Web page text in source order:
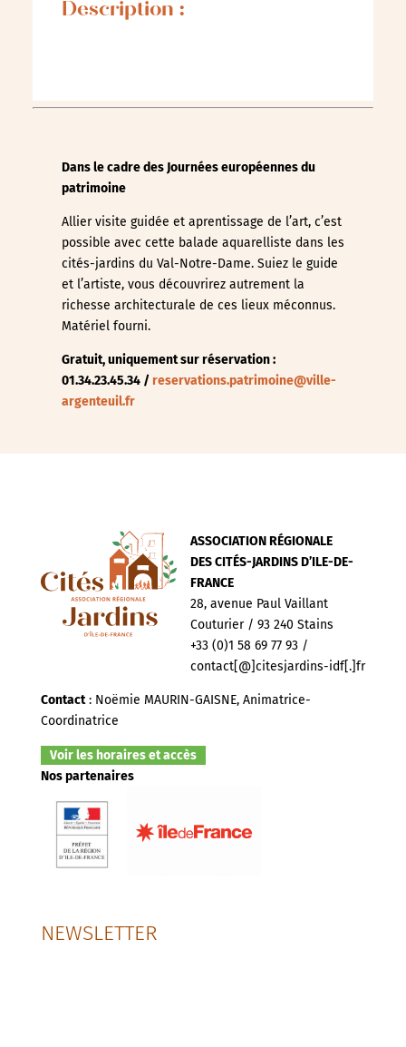
Description :
Dans le cadre des Journées européennes du
patrimoine
Allier visite guidée et aprentissage de l’art, c’est
possible avec cette balade aquarelliste dans les
cités-jardins du Val-Notre-Dame. Suiez le guide
et l’artiste, vous découvrirez autrement la
richesse architecturale de ces lieux méconnus.
Matériel fourni.
Gratuit, uniquement sur réservation :
01.34.23.45.34 /reservations.patrimoine@ville-
argenteuil.fr
ASSOCIATION RÉGIONALE
DES CITÉS-JARDINS D’ILE-DE-
FRANCE
28, avenue Paul Vaillant
Couturier / 93 240 Stains
+33 (0)1 58 69 77 93 /
contact[@]citesjardins-idf[.]fr
Contact: Noëmie MAURIN-GAISNE, Animatrice-
Coordinatrice
Voir les horaires et accès
Nos partenaires
NEWSLETTER